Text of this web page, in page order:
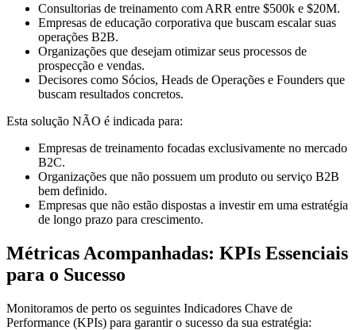
Consultorias de treinamento com ARR entre $500k e $20M.
Empresas de educação corporativa que buscam escalar suas
operações B2B.
Organizações que desejam otimizar seus processos de
prospecção e vendas.
Decisores como Sócios, Heads de Operações e Founders que
buscam resultados concretos.
Esta solução NÃO é indicada para:
Empresas de treinamento focadas exclusivamente no mercado
B2C.
Organizações que não possuem um produto ou serviço B2B
bem definido.
Empresas que não estão dispostas a investir em uma estratégia
de longo prazo para crescimento.
Métricas Acompanhadas: KPIs Essenciais
para o Sucesso
Monitoramos de perto os seguintes Indicadores Chave de
Performance (KPIs) para garantir o sucesso da sua estratégia: